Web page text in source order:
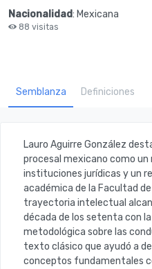
Nacionalidad: Mexicana
88 visitas
Semblanza Definiciones
Lauro Aguirre González
procesal mexicano como un
instituciones jurídicas y un
académica de la Facultad de
trayectoria intelectual
década de los setenta con
metodológica sobre las
texto clásico que ayudó a
conceptos fundamentales